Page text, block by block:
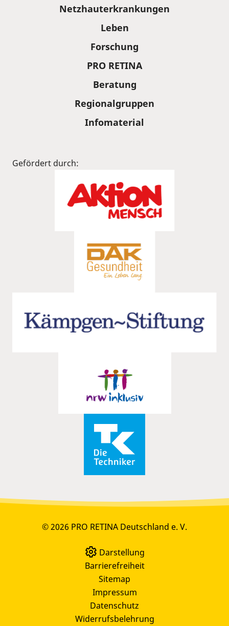
Netzhauterkrankungen
Leben
Forschung
PRO RETINA
Beratung
Regionalgruppen
Infomaterial
Gefördert durch:
© 2026 PRO RETINA Deutschland e. V.
Darstellung
Barrierefreiheit
Sitemap
Impressum
Datenschutz
Widerrufsbelehrung